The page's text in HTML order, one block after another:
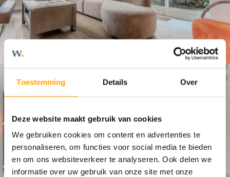
Toestemming Details Over
Deze website maakt gebruik van cookies
We gebruiken cookies om content en advertenties te
personaliseren, om functies voor social media te bieden
en om ons websiteverkeer te analyseren. Ook delen we
informatie over uw gebruik van onze site met onze